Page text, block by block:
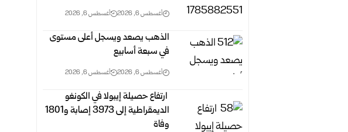
أغسطس 6, 2026 أغسطس 6, 2026
الذهب يصعد ويسجل أعلى مستوى
في سبعة أسابيع
أغسطس 6, 2026 أغسطس 6, 2026
‏ ارتفاع حصيلة إيبولا في الكونغو
الديمقراطية إلى 3973 إصابة و1801
وفاة